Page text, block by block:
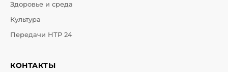
Здоровье и среда
Культура
Передачи НТР 24
КОНТАКТЫ